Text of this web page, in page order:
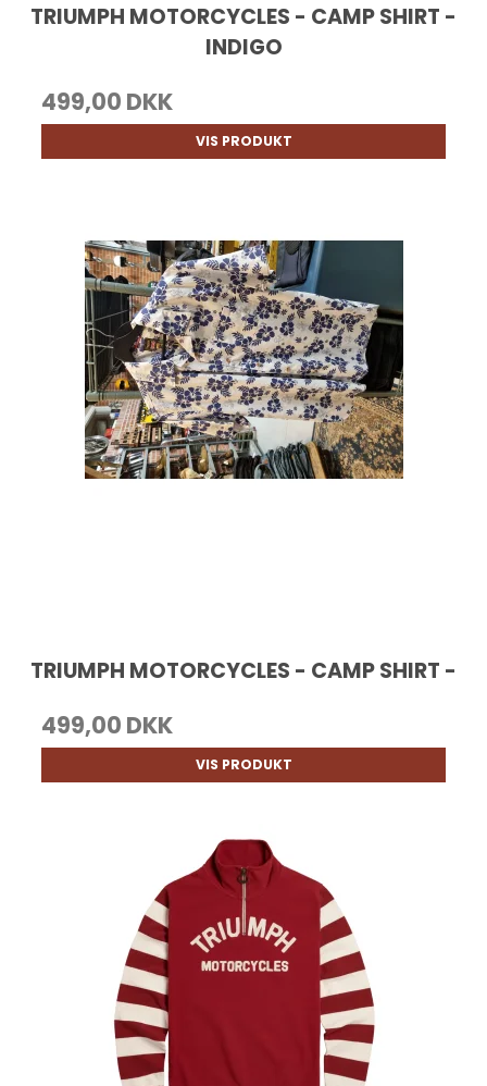
TRIUMPH MOTORCYCLES - CAMP SHIRT -
INDIGO
499,00 DKK
VIS PRODUKT
TRIUMPH MOTORCYCLES - CAMP SHIRT -
499,00 DKK
VIS PRODUKT